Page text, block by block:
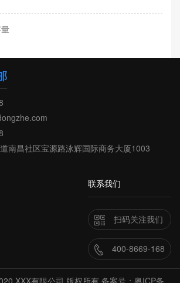
南昌社区宝源路泳辉国际商务大厦1003
联系我们
扫码关注我们
400-8669-168